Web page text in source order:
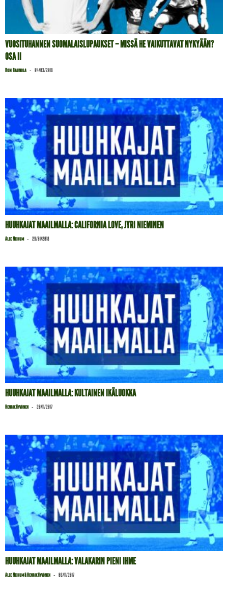
VUOSITUHANNEN SUOMALAISLUPAUKSET – MISSÄ HE VAIKUTTAVAT NYKYÄÄN?
OSA II
Roni Raunola - 04/03/2018
HUUHKAJAT MAAILMALLA: CALIFORNIA LOVE, JYRI NIEMINEN
Alec Neihum - 29/01/2018
HUUHKAJAT MAAILMALLA: KULTAINEN IKÄLUOKKA
Henrik Hyvönen - 20/11/2017
HUUHKAJAT MAAILMALLA: VALAKARIN PIENI IHME
Alec Neihum & Henrik Hyvönen - 06/11/2017